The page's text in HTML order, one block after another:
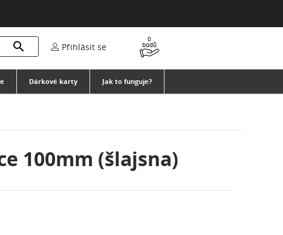
 Přihlásit se
0
bodů
Dárkové karty Jak to funguje?
100mm (šlajsna)